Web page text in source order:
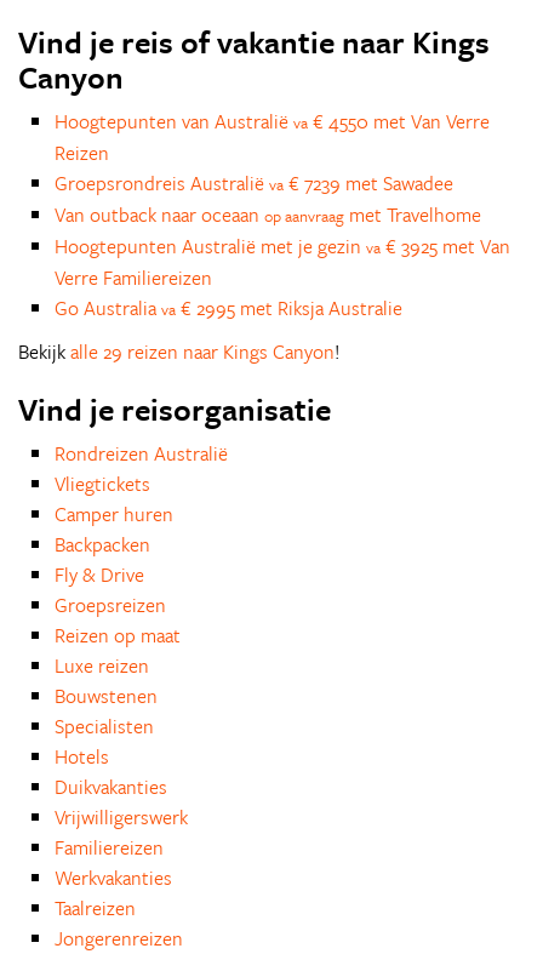
Vind je reis of vakantie naar Kings
Canyon
Hoogtepunten van Australië va € 4550 met Van Verre
Reizen
Groepsrondreis Australië va € 7239 met Sawadee
Van outback naar oceaan op aanvraag met Travelhome
Hoogtepunten Australië met je gezin va € 3925 met Van
Verre Familiereizen
Go Australia va € 2995 met Riksja Australie
Bekijkalle 29 reizen naar Kings Canyon!
Vind je reisorganisatie
Rondreizen Australië
Vliegtickets
Camper huren
Backpacken
Fly & Drive
Groepsreizen
Reizen op maat
Luxe reizen
Bouwstenen
Specialisten
Hotels
Duikvakanties
Vrijwilligerswerk
Familiereizen
Werkvakanties
Taalreizen
Jongerenreizen